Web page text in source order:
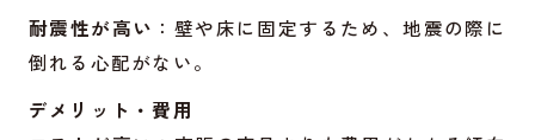
耐震性が高い ：壁や床に固定するため、地震の際に
倒れる心配がない。
デメリット・費用